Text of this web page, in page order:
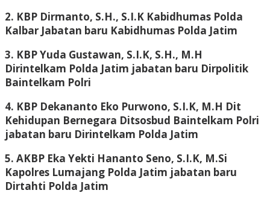
2. KBP Dirmanto, S.H., S.I.K Kabidhumas Polda
Kalbar Jabatan baru Kabidhumas Polda Jatim
3. KBP Yuda Gustawan, S.I.K, S.H., M.H
Dirintelkam Polda Jatim jabatan baru Dirpolitik
Baintelkam Polri
4. KBP Dekananto Eko Purwono, S.I.K, M.H Dit
Kehidupan Bernegara Ditsosbud Baintelkam Polri
jabatan baru Dirintelkam Polda Jatim
5. AKBP Eka Yekti Hananto Seno, S.I.K, M.Si
Kapolres Lumajang Polda Jatim jabatan baru
Dirtahti Polda Jatim